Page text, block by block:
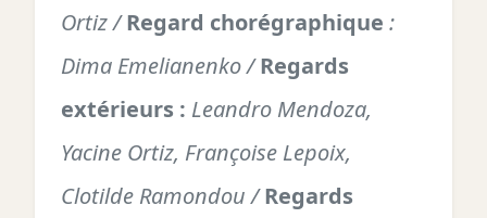
Ortiz /Regard chorégraphique :
Dima Emelianenko /Regards
extérieurs : Leandro Mendoza,
Yacine Ortiz, Françoise Lepoix,
Clotilde Ramondou /Regards